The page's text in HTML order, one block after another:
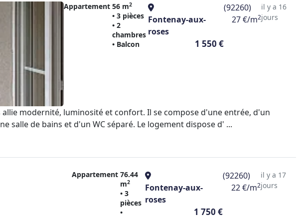
Appartement 56 m2
• 3 pièces
• 2
chambres
• Balcon
Fontenay-aux-
roses
1 550 €
(92260)
27 €/m2
il y a 16
jours
modernité, luminosité et confort. Il se compose d'une entrée, d'un
salle de bains et d'un WC séparé. Le logement dispose d' ...
Appartement 76.44
m2
• 3
pièces
•
Fontenay-aux-
roses
1 750 €
(92260)
22 €/m2
il y a 17
jours